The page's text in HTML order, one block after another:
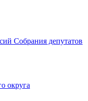
Собрания депутатов
округа